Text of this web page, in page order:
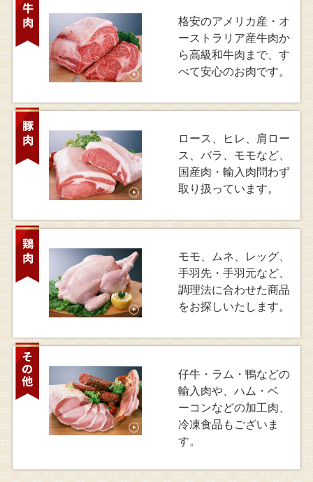
格安のアメリカ産・オ
ーストラリア産牛肉か
ら高級和牛肉まで、す
べて安心のお肉です。
ロース、ヒレ、肩ロー
ス、バラ、モモなど、
国産肉・輸入肉問わず
取り扱っています。
モモ、ムネ、レッグ、
手羽先・手羽元など、
調理法に合わせた商品
をお探しいたします。
仔牛・ラム・鴨などの
輸入肉や、ハム・ベ
ーコンなどの加工肉、
冷凍食品もございま
す。